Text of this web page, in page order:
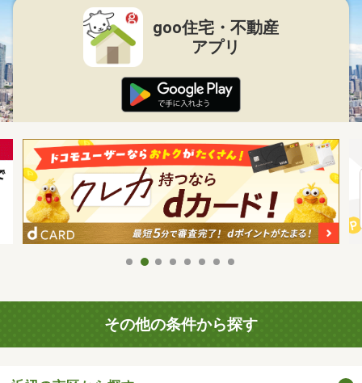
goo住宅・不動産
アプリ
その他の条件から探す